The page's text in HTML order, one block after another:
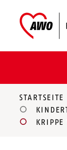
STARTSEITE